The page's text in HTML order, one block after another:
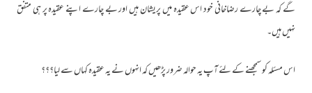
گے کہ بے چارے رضاخانی خود اس عقیدہ میں پریشان ہیں اور بے چارے اپنے عقیدہ پر ہی متفق
نہیں ہیں۔
اس مسئلہ کو سمجھنے کے لئے آپ یہ حوالہ ضرور پڑھیں کہ انہوں نے یہ عقیدہ کہاں سے لیا؟؟؟